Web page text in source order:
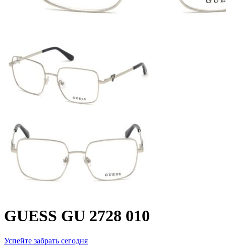
GUESS GU 2728 010
Успейте забрать сегодня